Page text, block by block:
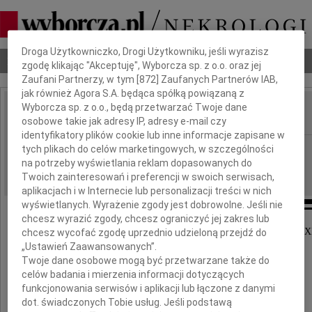
Nekrologi Odeszli Poradnik pogrzebowy
IMIĘ I NAZWISKO:
REGION: Wrocław
DATA EMISJI: 23.10.2024
Dyrektorowi, Koledze, Przyjacielowi Liceum nr
Markowi Łaźniakowi
wyrazy głębokiego współczucia
Dbamy o Twoją prywatność
Droga Użytkowniczko, Drogi Użytkowniku, jeśli wyrazisz
zgodę klikając "Akceptuję", Wyborcza sp. z o.o. oraz jej
Zaufani Partnerzy, w tym [872 ] Zaufanych Partnerów IAB,
jak również Agora S.A. będąca spółką powiązaną z
Wyborcza sp. z o.o., będą przetwarzać Twoje dane
osobowe takie jak adresy IP, adresy e-mail czy
identyfikatory plików cookie lub inne informacje zapisane w
tych plikach do celów marketingowych, w szczególności
na potrzeby wyświetlania reklam dopasowanych do
Twoich zainteresowań i preferencji w swoich serwisach,
aplikacjach i w Internecie lub personalizacji treści w nich
wyświetlanych. Wyrażenie zgody jest dobrowolne. Jeśli nie
chcesz wyrazić zgody, chcesz ograniczyć jej zakres lub
chcesz wycofać zgodę uprzednio udzieloną przejdź do
„Ustawień Zaawansowanych”.
Twoje dane osobowe mogą być przetwarzane także do
celów badania i mierzenia informacji dotyczących
funkcjonowania serwisów i aplikacji lub łączone z danymi
dot. świadczonych Tobie usług. Jeśli podstawą